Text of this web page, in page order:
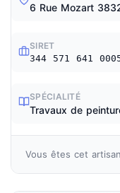
6 Rue Mozart
SIRET
344 571 641
SPÉCIALITÉ
Travaux de
Vous êtes cet